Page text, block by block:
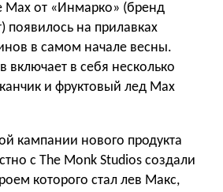
от «Инмарко» (бренд
появилось на прилавках
в самом начале весны.
включает в себя несколько
и фруктовый лед Max
кампании нового продукта
с The Monk Studios создали
которого стал лев Макс,